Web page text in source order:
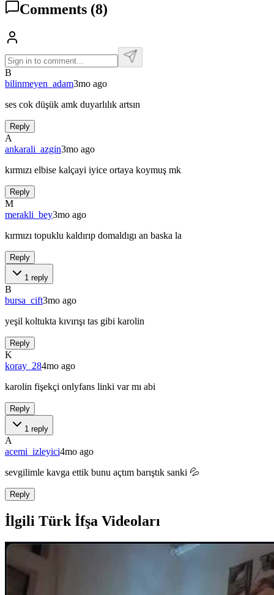
Comments (8)
B
bilinmeyen_adam3mo ago
ses cok düşük amk duyarlılık artsın
Reply
A
ankarali_azgin3mo ago
kırmızı elbise kalçayi iyice ortaya koymuş mk
Reply
M
merakli_bey3mo ago
kırmızı topuklu kaldırıp domaldıgı an baska la
Reply
1 reply
B
bursa_cift3mo ago
yeşil koltukta kıvırışı tas gibi karolin
Reply
K
koray_284mo ago
karolin fişekçi onlyfans linki var mı abi
Reply
1 reply
A
acemi_izleyici4mo ago
sevgilimle kavga ettik bunu açtım barıştık sanki 💦
Reply
İlgili Türk İfşa Videoları